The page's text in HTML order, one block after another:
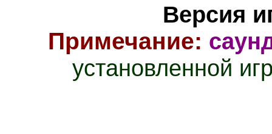
Версия
Примечание:
установленной